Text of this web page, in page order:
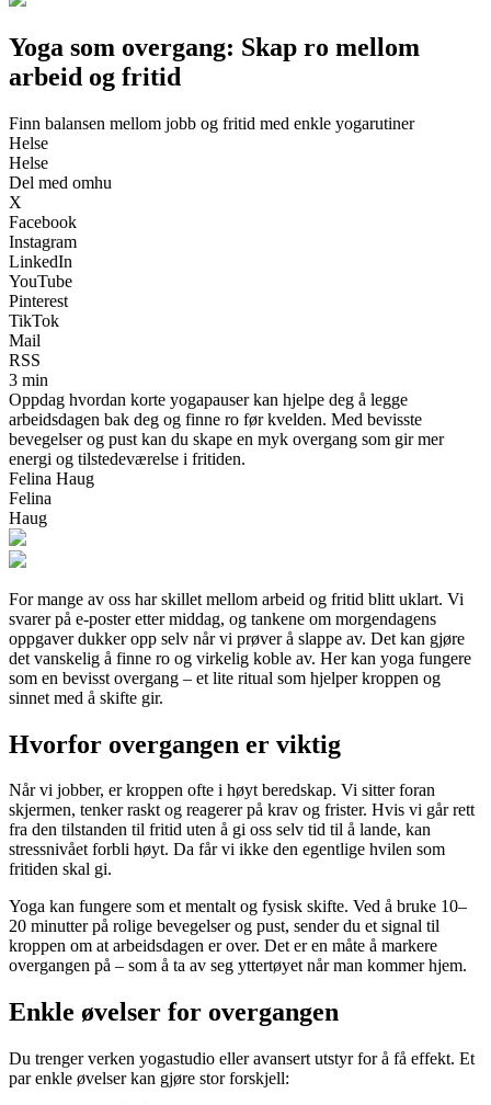
Yoga som overgang: Skap ro mellom
arbeid og fritid
Finn balansen mellom jobb og fritid med enkle yogarutiner
Helse
Helse
Del med omhu
X
Facebook
Instagram
LinkedIn
YouTube
Pinterest
TikTok
Mail
RSS
3 min
Oppdag hvordan korte yogapauser kan hjelpe deg å legge
arbeidsdagen bak deg og finne ro før kvelden. Med bevisste
bevegelser og pust kan du skape en myk overgang som gir mer
energi og tilstedeværelse i fritiden.
Felina Haug
Felina
Haug
For mange av oss har skillet mellom arbeid og fritid blitt uklart. Vi
svarer på e-poster etter middag, og tankene om morgendagens
oppgaver dukker opp selv når vi prøver å slappe av. Det kan gjøre
det vanskelig å finne ro og virkelig koble av. Her kan yoga fungere
som en bevisst overgang – et lite ritual som hjelper kroppen og
sinnet med å skifte gir.
Hvorfor overgangen er viktig
Når vi jobber, er kroppen ofte i høyt beredskap. Vi sitter foran
skjermen, tenker raskt og reagerer på krav og frister. Hvis vi går rett
fra den tilstanden til fritid uten å gi oss selv tid til å lande, kan
stressnivået forbli høyt. Da får vi ikke den egentlige hvilen som
fritiden skal gi.
Yoga kan fungere som et mentalt og fysisk skifte. Ved å bruke 10–
20 minutter på rolige bevegelser og pust, sender du et signal til
kroppen om at arbeidsdagen er over. Det er en måte å markere
overgangen på – som å ta av seg yttertøyet når man kommer hjem.
Enkle øvelser for overgangen
Du trenger verken yogastudio eller avansert utstyr for å få effekt. Et
par enkle øvelser kan gjøre stor forskjell: